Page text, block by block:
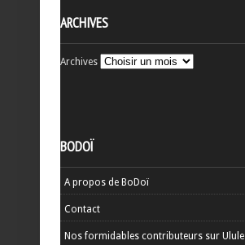
ARCHIVES
Archives
BODOÏ
A propos de BoDoï
Contact
Nos formidables contributeurs sur Ulule